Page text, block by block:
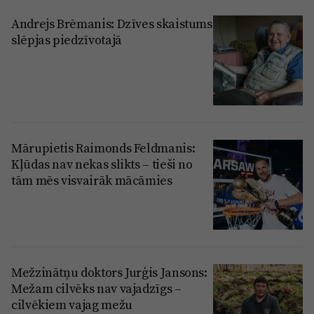
Andrejs Brēmanis: Dzīves skaistums
slēpjas piedzīvotajā
Mārupietis Raimonds Feldmanis:
Kļūdas nav nekas slikts – tieši no
tām mēs visvairāk mācāmies
Mežzinātņu doktors Jurģis Jansons:
Mežam cilvēks nav vajadzīgs –
cilvēkiem vajag mežu